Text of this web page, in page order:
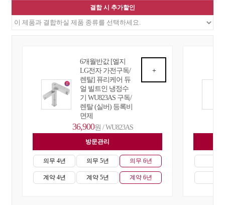
결합 시 추가할인
6개월반값 [엘지
LG전자 가전구독/
렌탈] 퓨리케어 듀
얼 빌트인 냉정수
기 WU823AS 구독/
렌탈 (실버) 등록비
면제
+
36,900원 / WU823AS
방문관리
의무 4년
계약 4년
의무 5년
계약 5년
의무 6년
계약 6년